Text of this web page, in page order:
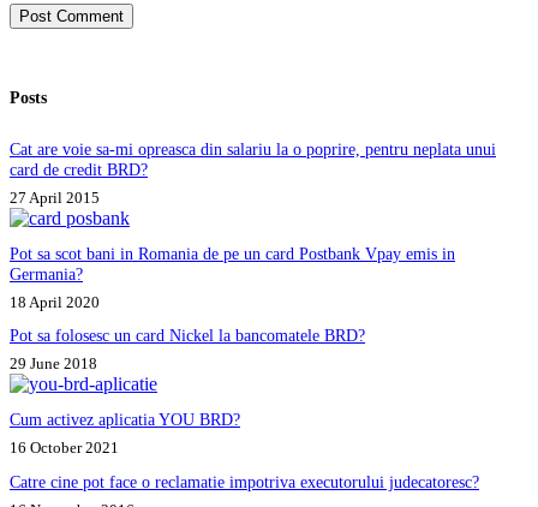
Post Comment
Posts
Cat are voie sa-mi opreasca din salariu la o poprire, pentru neplata unui
card de credit BRD?
27 April 2015
Pot sa scot bani in Romania de pe un card Postbank Vpay emis in
Germania?
18 April 2020
Pot sa folosesc un card Nickel la bancomatele BRD?
29 June 2018
Cum activez aplicatia YOU BRD?
16 October 2021
Catre cine pot face o reclamatie impotriva executorului judecatoresc?